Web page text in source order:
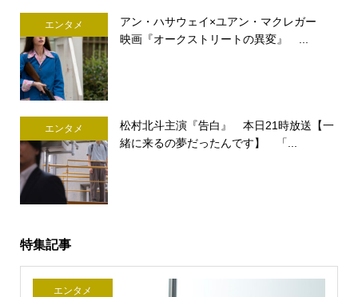
エンタメ
アン・ハサウェイ×ユアン・マクレガー
映画『オークストリートの異変』 ...
エンタメ
松村北斗主演『告白』 本日21時放送【一
緒に来るの夢だったんです】 「...
特集記事
エンタメ